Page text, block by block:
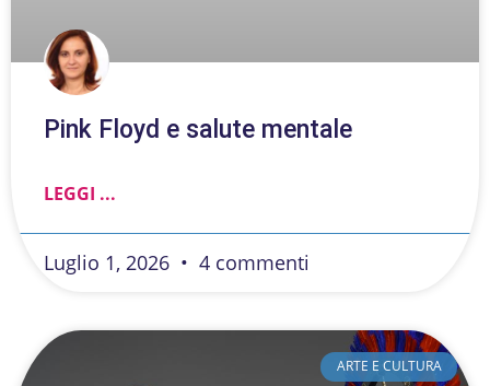
Pink Floyd e salute mentale
LEGGI ...
Luglio 1, 2026 4 commenti
ARTE E CULTURA